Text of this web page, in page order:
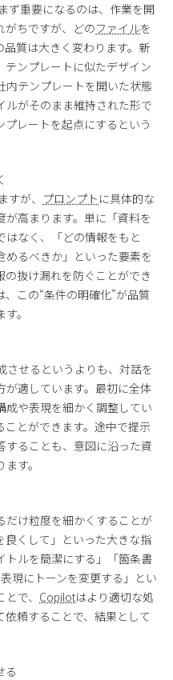
ず重要になるのは、作業を開
がちですが、どのファイルを
質は大きく変わります。新
テンプレートに似たデザイン
内テンプレートを開いた状態
ルがそのまま維持された形で
レートを起点にするという
が、 プロンプト に具体的な
高まります。単に「資料を
はなく、「どの情報をもと
めるべきか」といった要素を
抜け漏れを防ぐことができ
この“条件の明確化”が品質
。
させるというよりも、対話を
適しています。最初に全体
成や表現を細かく調整してい
ことができます。途中で提示
することも、意図に沿った資
す。
だけ粒度を細かくすることが
くして」といった大きな指
トルを簡潔にする」「箇条書
現にトーンを変更する」とい
で、 Copilotはより適切な処
頼することで、結果として
る